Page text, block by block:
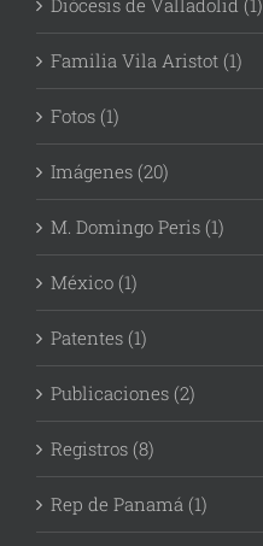
Diócesis de Valladolid (1)
Familia Vila Aristot (1)
Fotos (1)
Imágenes (20)
M. Domingo Peris (1)
México (1)
Patentes (1)
Publicaciones (2)
Registros (8)
Rep de Panamá (1)